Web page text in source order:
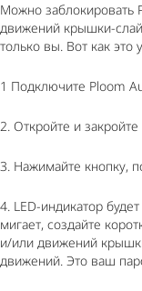
Можно заблокировать
движений крышки-
только вы. Вот как это
1 Подключите Ploom
2. Откройте и
3. Нажимайте кнопку,
4. LED-индикатор
мигает, создайте
и/или движений
движений. Это ваш